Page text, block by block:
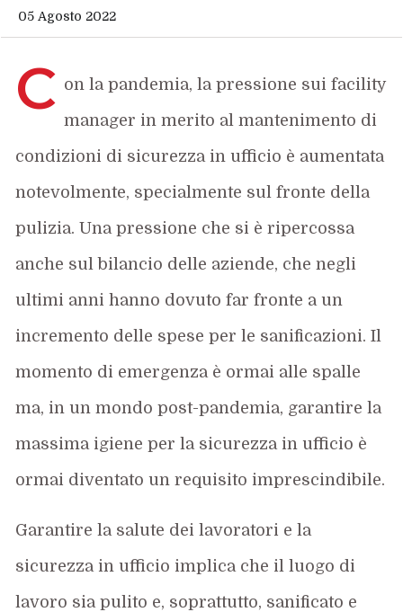
05 Agosto 2022
C on la pandemia, la pressione sui facility
manager in merito al mantenimento di
condizioni di sicurezza in ufficio è aumentata
notevolmente, specialmente sul fronte della
pulizia. Una pressione che si è ripercossa
anche sul bilancio delle aziende, che negli
ultimi anni hanno dovuto far fronte a un
incremento delle spese per le sanificazioni. Il
momento di emergenza è ormai alle spalle
ma, in un mondo post-pandemia, garantire la
massima igiene per la sicurezza in ufficio è
ormai diventato un requisito imprescindibile.
Garantire la salute dei lavoratori e la
sicurezza in ufficio implica che il luogo di
lavoro sia pulito e, soprattutto, sanificato e